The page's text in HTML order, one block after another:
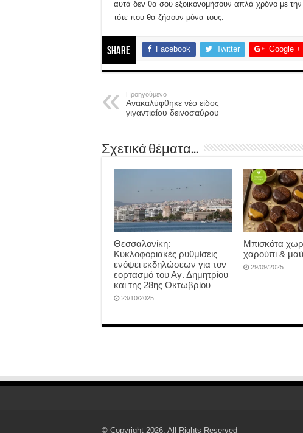
αυτά δεν θα σου εξοικονομήσουν απλά χρόνο με την
τότε που θα ζήσουν μόνα τους.
Share Facebook Twitter Google +
Προηγούμενο
Ανακαλύφθηκε νέο είδος
γιγαντιαίου δεινοσαύρου
Σχετικά θέματα...
Θεσσαλονίκη:
Κυκλοφοριακές ρυθμίσεις
ενόψει εκδηλώσεων για τον
εορτασμό του Αγ. Δημητρίου
και της 28ης Οκτωβρίου
23/10/2025
Μπισκότα
χαρούπι &
29/09/2025
© Copyright 2026, All Rights Reserved